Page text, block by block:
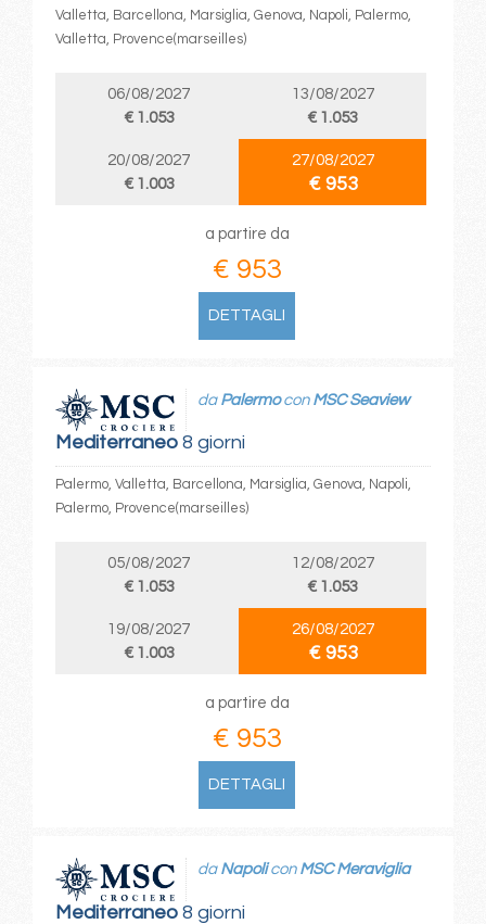
Valletta, Barcellona, Marsiglia, Genova, Napoli, Palermo,
Valletta, Provence(marseilles)
06/08/2027
€ 1.053
13/08/2027
€ 1.053
20/08/2027
€ 1.003
27/08/2027
€ 953
a partire da
€ 953
DETTAGLI
Mediterraneo8 giorni
da Palermocon MSC Seaview
Palermo, Valletta, Barcellona, Marsiglia, Genova, Napoli,
Palermo, Provence(marseilles)
05/08/2027
€ 1.053
12/08/2027
€ 1.053
19/08/2027
€ 1.003
26/08/2027
€ 953
a partire da
€ 953
DETTAGLI
Mediterraneo8 giorni
da Napolicon MSC Meraviglia